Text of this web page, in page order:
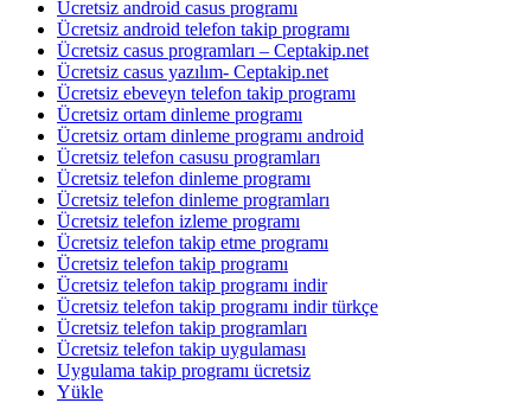
Ücretsiz android casus programı
Ücretsiz android telefon takip programı
Ücretsiz casus programları – Ceptakip.net
Ücretsiz casus yazılım- Ceptakip.net
Ücretsiz ebeveyn telefon takip programı
Ücretsiz ortam dinleme programı
Ücretsiz ortam dinleme programı android
Ücretsiz telefon casusu programları
Ücretsiz telefon dinleme programı
Ücretsiz telefon dinleme programları
Ücretsiz telefon izleme programı
Ücretsiz telefon takip etme programı
Ücretsiz telefon takip programı
Ücretsiz telefon takip programı indir
Ücretsiz telefon takip programı indir türkçe
Ücretsiz telefon takip programları
Ücretsiz telefon takip uygulaması
Uygulama takip programı ücretsiz
Yükle